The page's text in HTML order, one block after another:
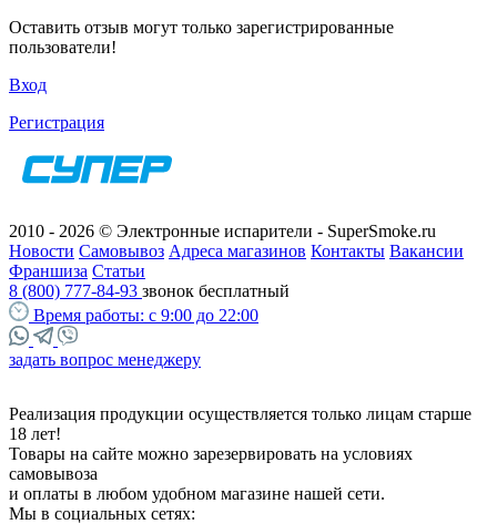
Оставить отзыв могут только зарегистрированные
пользователи!
Вход
Регистрация
2010 - 2026 © Электронные испарители - SuperSmoke.ru
Новости Самовывоз Адреса магазинов Контакты Вакансии
Франшиза Статьи
8 (800) 777-84-93 звонок бесплатный
Время работы: с 9:00 до 22:00
задать вопрос менеджеру
Реализация продукции осуществляется только лицам старше
18 лет!
Товары на сайте можно зарезервировать на условиях
самовывоза
и оплаты в любом удобном магазине нашей сети.
Мы в социальных сетях: